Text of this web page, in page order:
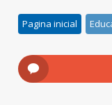
Pagina inicial